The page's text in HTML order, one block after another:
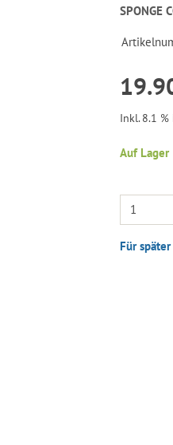
SPONGE
Inkl. 8.1
Auf Lager
Für